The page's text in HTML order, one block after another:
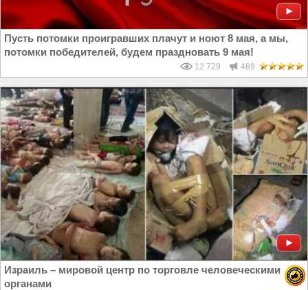
Пусть потомки проигравших плачут и ноют 8 мая, а мы,
потомки победителей, будем праздновать 9 мая!
12 729 489
Израиль – мировой центр по торговле человеческими
органами